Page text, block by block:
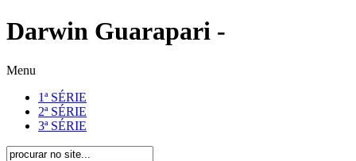
Darwin Guarapari -
Menu
1ª SÉRIE
2ª SÉRIE
3ª SÉRIE